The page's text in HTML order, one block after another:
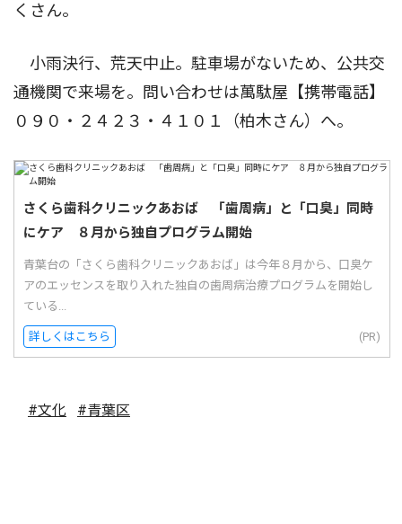
くさん。
小雨決行、荒天中止。駐車場がないため、公共交
通機関で来場を。問い合わせは萬駄屋【携帯電話】
０９０・２４２３・４１０１（柏木さん）へ。
さくら歯科クリニックあおば 「歯周病」と「口臭」同時
にケア ８月から独自プログラム開始
青葉台の「さくら歯科クリニックあおば」は今年８月から、口臭ケ
アのエッセンスを取り入れた独自の歯周病治療プログラムを開始し
ている...
詳しくはこちら (PR)
#文化 #青葉区